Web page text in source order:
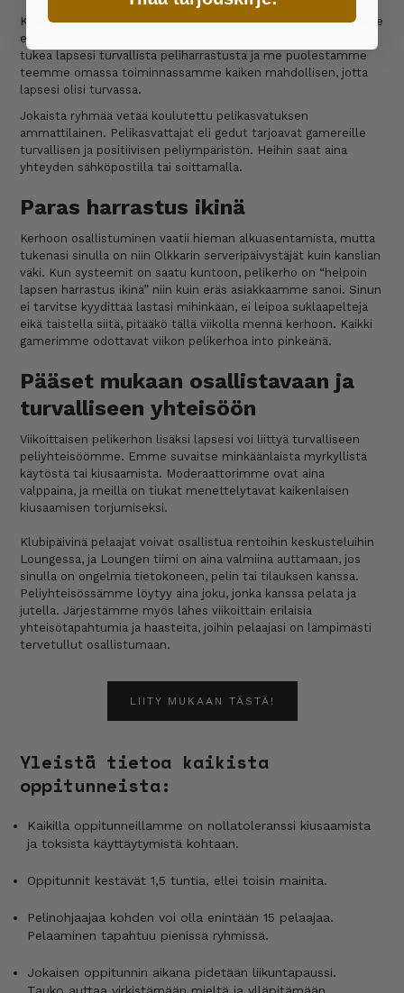
Koska toimimme verkossa, lapsesi verkkoturvallisuus on meille
erityisen tärkeää. Saat meiltä ohjeet, kuinka vanhempana voit
tukea lapsesi turvallista peliharrastusta ja me puolestamme
teemme omassa toiminnassamme kaiken mahdollisen, jotta
lapsesi olisi turvassa.
Jokaista ryhmää vetää koulutettu pelikasvatuksen
ammattilainen. Pelikasvattajat eli gedut tarjoavat gamereille
turvallisen ja positiivisen peliympäristön. Heihin saat aina
yhteyden sähköpostilla tai soittamalla.
Paras harrastus ikinä
Kerhoon osallistuminen vaatii hieman alkuasentamista, mutta
tukenasi sinulla on niin Olkkarin serveripäivystäjät kuin kanslian
väki. Kun systeemit on saatu kuntoon, pelikerho on “helpoin
lapsen harrastus ikinä” niin kuin eräs asiakkaamme sanoi. Sinun
ei tarvitse kyydittää lastasi mihinkään, ei leipoa suklaapeltejä
eikä taistella siitä, pitääkö tällä viikolla mennä kerhoon. Kaikki
gamerimme odottavat viikon pelikerhoa into pinkeänä.
Pääset mukaan osallistavaan ja
turvalliseen yhteisöön
Viikoittaisen pelikerhon lisäksi lapsesi voi liittyä turvalliseen
peliyhteisöömme. Emme suvaitse minkäänlaista myrkyllistä
käytöstä tai kiusaamista. Moderaattorimme ovat aina
valppaina, ja meillä on tiukat menettelytavat kaikenlaisen
kiusaamisen torjumiseksi.
Klubipäivinä pelaajat voivat osallistua rentoihin keskusteluihin
Loungessa, ja Loungen tiimi on aina valmiina auttamaan, jos
sinulla on ongelmia tietokoneen, pelin tai tilauksen kanssa.
Peliyhteisössämme löytyy aina joku, jonka kanssa pelata ja
jutella. Järjestämme myös lähes viikoittain erilaisia
yhteisötapahtumia ja haasteita, joihin pelaajasi on lämpimästi
tervetullut osallistumaan.
LIITY MUKAAN TÄSTÄ!
Yleistä tietoa kaikista
oppitunneista:
Kaikilla oppitunneillamme on nollatoleranssi kiusaamista
ja toksista käyttäytymistä kohtaan.
Oppitunnit kestävät 1,5 tuntia, ellei toisin mainita.
Pelinohjaajaa kohden voi olla enintään 15 pelaajaa.
Pelaaminen tapahtuu pienissä ryhmissä.
Jokaisen oppitunnin aikana pidetään liikuntapaussi.